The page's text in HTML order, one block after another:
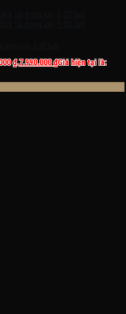
₫.7.990.000₫Giá hiện tại là: